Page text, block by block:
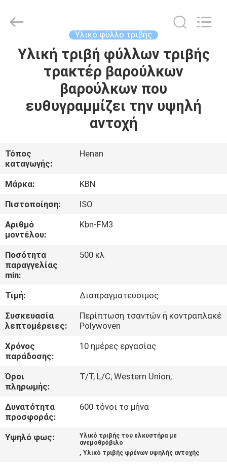
ΣΠΊΤΙ
ΠΡΟΪΌΝΤΑ
ΓΎΡΟΣ
ΕΡΓΟΣΤΑΣΊΩΝ
ΠΟΙΟΤΙΚΌΣ
ΈΛΕΓΧΟΣ
ΜΑΣ
ΣΕ
ΕΠΑΦΉ
ΈΝΑ
ΑΠΌΣΠΑΣΜΑ
SITEMAP
Reserved.
Υλικό φύλλο τριβής
Υλική τριβή φύλλων τριβής
τρακτέρ βαρούλκων
βαρούλκων που
ευθυγραμμίζει την υψηλή
αντοχή
Τόπος
καταγωγής:
Henan
Μάρκα:
KBN
Πιστοποίηση:
ISO
Αριθμό
μοντέλου:
Kbn-FM3
Ποσότητα
παραγγελίας
min:
500 κλ
Τιμή:
Διαπραγματεύσιμος
Συσκευασία
λεπτομέρειες:
Περίπτωση τσαντών ή κοντραπλακέ
Polywoven
Χρόνος
παράδοσης:
10 ημέρες εργασίας
Όροι
πληρωμής:
T/T, L/C, Western Union,
Δυνατότητα
προσφοράς:
600 τόνοι το μήνα
Υψηλό φως:
Υλικό τριβής του ελκυστήρα με
ανεμοθρόβιλο
,Υλικό τριβής φρένων υψηλής αντοχής